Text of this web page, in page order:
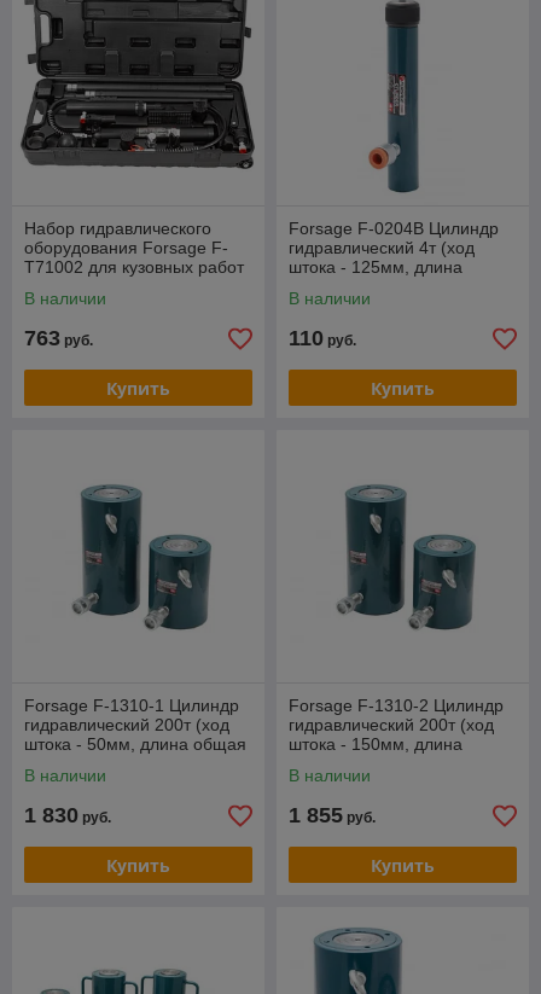
Набор гидравлического
оборудования Forsage F-
T71002 для кузовных работ
В наличии
763 руб.
Купить
Forsage F-0204B Цилиндр
гидравлический 4т (ход
штока - 125мм, длина
В наличии
110 руб.
Купить
Forsage F-1310-1 Цилиндр
гидравлический 200т (ход
штока - 50мм, длина общая
В наличии
1 830 руб.
Купить
Forsage F-1310-2 Цилиндр
гидравлический 200т (ход
штока - 150мм, длина
742 bar)
В наличии
1 855 руб.
Купить